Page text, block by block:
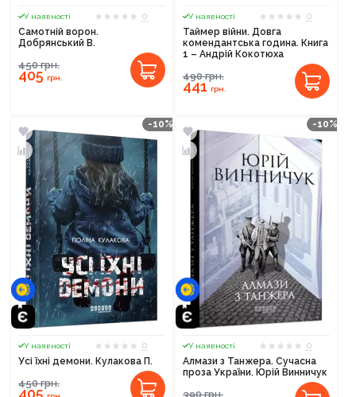
У наявності
0
Самотній ворон.
Добрянський В.
450грн.
405грн.
У наявності
0
Таймер війни. Довга
комендантська година. Книга
1 – Андрій Кокотюха
490грн.
441грн.
-10%
У наявності
0
Усі їхні демони. Кулакова П.
450грн.
405
-10%
У наявності
0
Алмази з Танжера. Сучасна
проза України. Юрій Винничук
390грн.